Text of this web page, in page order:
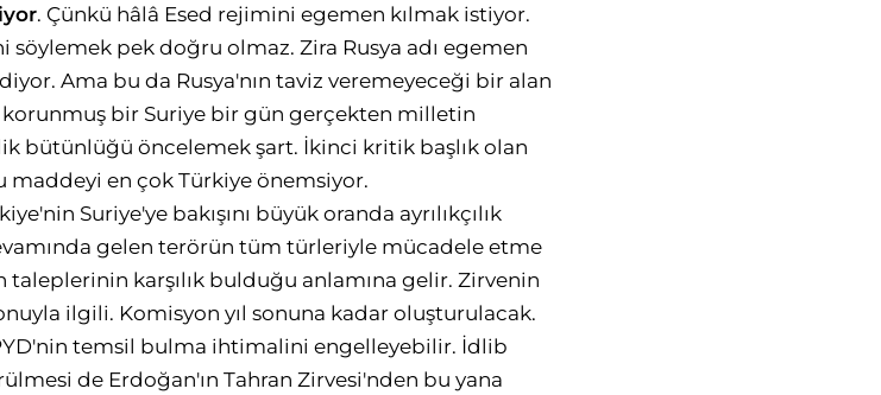
. Çünkü hâlâ Esed rejimini egemen kılmak istiyor.
söylemek pek doğru olmaz. Zira Rusya adı egemen
Ama bu da Rusya'nın taviz veremeyeceği bir alan
bir Suriye bir gün gerçekten milletin
bütünlüğü öncelemek şart. İkinci kritik başlık olan
maddeyi en çok Türkiye önemsiyor.
Suriye'ye bakışını büyük oranda ayrılıkçılık
gelen terörün tüm türleriyle mücadele etme
karşılık bulduğu anlamına gelir. Zirvenin
ilgili. Komisyon yıl sonuna kadar oluşturulacak.
temsil bulma ihtimalini engelleyebilir. İdlib
de Erdoğan'ın Tahran Zirvesi'nden bu yana